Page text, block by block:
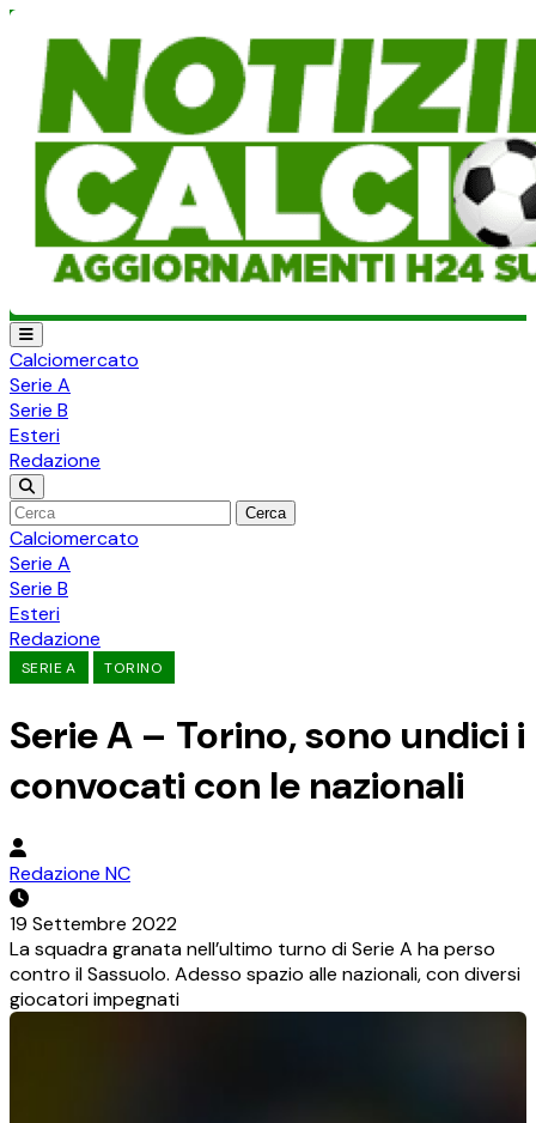
Calciomercato
Serie A
Serie B
Esteri
Redazione
Cerca
Calciomercato
Serie A
Serie B
Esteri
Redazione
SERIE A TORINO
Serie A – Torino, sono undici i
convocati con le nazionali
Redazione NC
19 Settembre 2022
La squadra granata nell’ultimo turno di Serie A ha perso
contro il Sassuolo. Adesso spazio alle nazionali, con diversi
giocatori impegnati